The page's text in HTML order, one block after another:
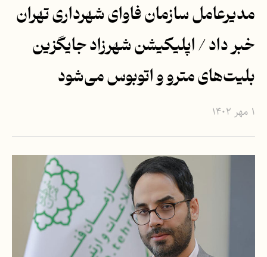
مدیرعامل سازمان فاوای شهرداری تهران
خبر داد / اپلیکیشن شهرزاد جایگزین
بلیت‌های مترو و اتوبوس می‌شود
۱ مهر ۱۴۰۲